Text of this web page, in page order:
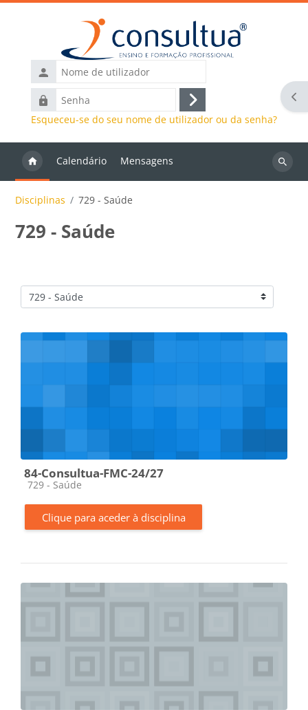
Nome
de
utilizador
Senha
Entrar
Esqueceu-se do seu nome de utilizador ou da senha?
Calendário Mensagens
Disciplinas 729 - Saúde
729 - Saúde
Categorias de disciplinas
84-Consultua-FMC-24/27
Categoria da disciplina
729 - Saúde
Clique para aceder à disciplina